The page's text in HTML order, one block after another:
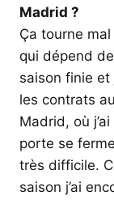
Madrid ?
Ça tourne
qui dépend
saison finie
les contrats
Madrid, où
porte se
très difficile.
saison j’ai